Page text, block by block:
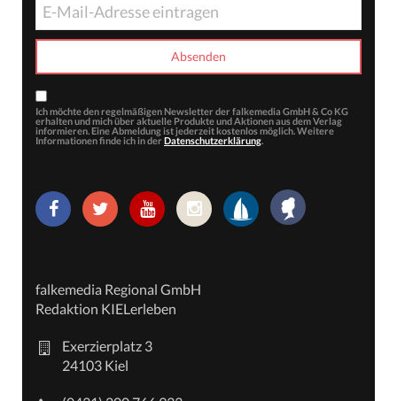
Ich möchte den regelmäßigen Newsletter der falkemedia GmbH & Co KG
erhalten und mich über aktuelle Produkte und Aktionen aus dem Verlag
informieren. Eine Abmeldung ist jederzeit kostenlos möglich. Weitere
Informationen finde ich in der Datenschutzerklärung.
falkemedia Regional GmbH
Redaktion KIELerleben
Exerzierplatz 3
24103 Kiel